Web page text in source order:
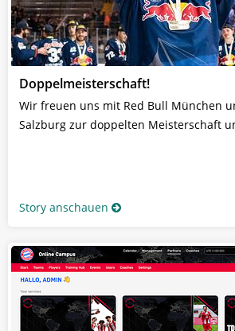
Doppelmeisterschaft!
Wir freuen uns mit Red Bull München
Salzburg zur doppelten Meisterschaft
Story anschauen